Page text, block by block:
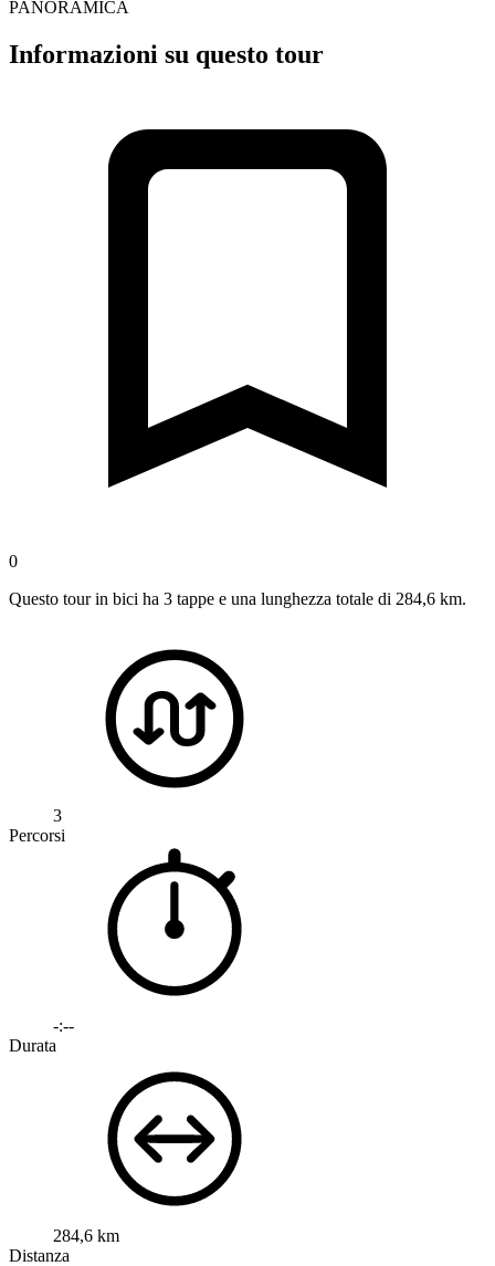
PANORAMICA
Informazioni su questo tour
0
Questo tour in bici ha 3 tappe e una lunghezza totale di 284,6 km.
3
Percorsi
-:--
Durata
284,6 km
Distanza